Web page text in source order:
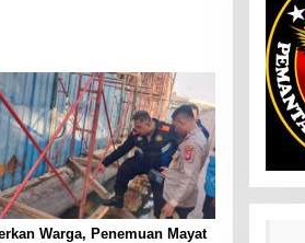
Warga, Penemuan Mayat